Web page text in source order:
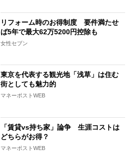
リフォーム時のお得制度 要件満たせ
ば5年で最大62万5200円控除も
女性セブン
東京を代表する観光地「浅草」は住む
街としても魅力的
マネーポストWEB
「賃貸vs持ち家」論争 生涯コストは
どちらがお得？
マネーポストWEB